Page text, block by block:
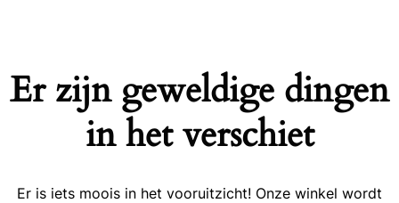
Er zijn geweldige dingen
in het verschiet
Er is iets moois in het vooruitzicht! Onze winkel wordt